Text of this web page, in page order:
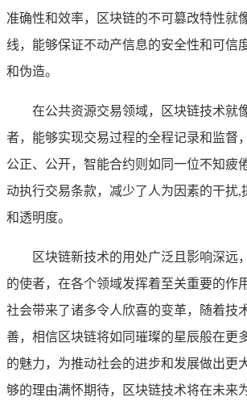
准确性和效率，区块链的不可篡改特性就
线，能够保证不动产信息的安全性和可信
和伪造。
在公共资源交易领域，区块链技术就
者，能够实现交易过程的全程记录和监督
公正、公开，智能合约则如同一位不知疲
动执行交易条款，减少了人为因素的干扰,
和透明度。
区块链新技术的用处广泛且影响深远
的使者，在各个领域发挥着至关重要的作
社会带来了诸多令人欣喜的变革，随着技
善，相信区块链将如同璀璨的星辰般在更
的魅力，为推动社会的进步和发展做出更
够的理由满怀期待，区块链技术将在未来